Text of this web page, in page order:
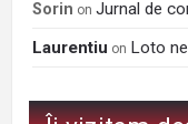
Sorin onJurnal de
Laurentiu on Loto